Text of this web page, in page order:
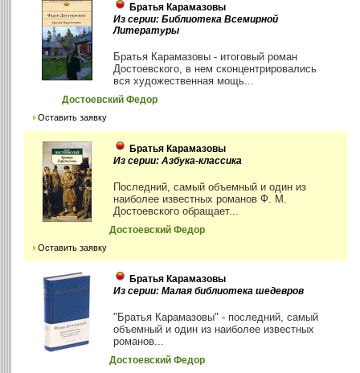
Братья Карамазовы
Из серии: Библиотека Всемирной
Литературы
Братья Карамазовы - итоговый роман
Достоевского, в нем сконцентрировались
вся художественная мощь...
Достоевский Федор
Оставить заявку
Братья Карамазовы
Из серии: Азбука-классика
Последний, самый объемный и один из
наиболее известных романов Ф. М.
Достоевского обращает...
Достоевский Федор
Оставить заявку
Братья Карамазовы
Из серии: Малая библиотека шедевров
"Братья Карамазовы" - последний, самый
объемный и один из наиболее известных
романов...
Достоевский Федор